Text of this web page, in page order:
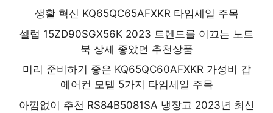
생활 혁신 KQ65QC65AFXKR 타임세일 주목
셀럽 15ZD90SGX56K 2023 트렌드를 이끄는 노트
북 상세 좋았던 추천상품
미리 준비하기 좋은 KQ65QC60AFXKR 가성비 갑
에어컨 모델 5가지 타임세일 주목
아낌없이 추천 RS84B5081SA 냉장고 2023년 최신